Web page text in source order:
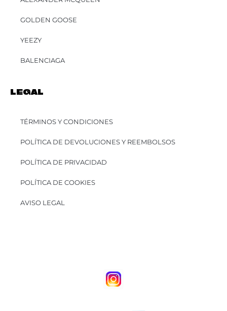
GOLDEN GOOSE
YEEZY
BALENCIAGA
LEGAL
TÉRMINOS Y CONDICIONES
POLÍTICA DE DEVOLUCIONES Y REEMBOLSOS
POLÍTICA DE PRIVACIDAD
POLÍTICA DE COOKIES
AVISO LEGAL